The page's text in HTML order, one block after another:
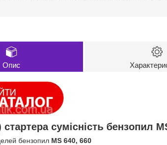
Опис
сумісність бензопил
бензопил MS 640, 660